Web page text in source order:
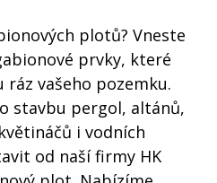
plotů? Vneste
prvky, které
vašeho pozemku.
stavbu pergol, altánů,
i vodních
od naší firmy HK